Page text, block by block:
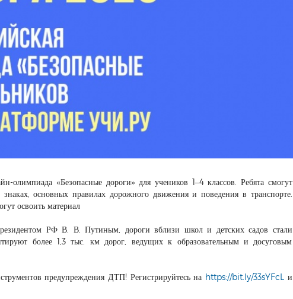
олимпиада «Безопасные дороги» для учеников 1–4 классов. Ребята смогут
основных правилах дорожного движения и поведения в транспорте.
освоить материал
РФ В. В. Путиным, дороги вблизи школ и детских садов стали
более 1,3 тыс. км дорог, ведущих к образовательным и досуговым
предупреждения ДТП! Регистрируйтесь на https://bit.ly/33sYFcL и